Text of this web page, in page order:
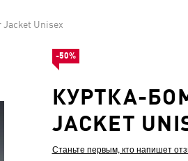
Jacket Unisex
КУРТКА-
JACKET
Станьте первым, кто напишет
-50%